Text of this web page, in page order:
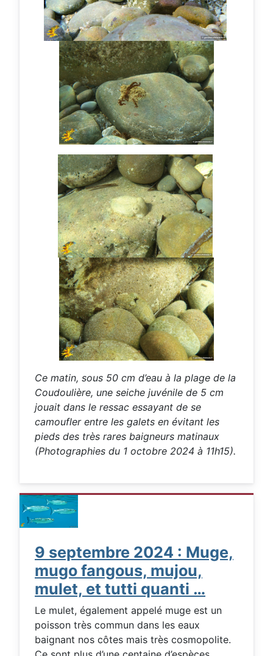
Ce matin, sous 50 cm d’eau à la plage de la
Coudoulière, une seiche juvénile de 5 cm
jouait dans le ressac essayant de se
camoufler entre les galets en évitant les
pieds des très rares baigneurs matinaux
(Photographies du 1 octobre 2024 à 11h15).
9 septembre 2024 : Muge,
mugo fangous, mujou,
mulet, et tutti quanti …
Le mulet, également appelé muge est un
poisson très commun dans les eaux
baignant nos côtes mais très cosmopolite.